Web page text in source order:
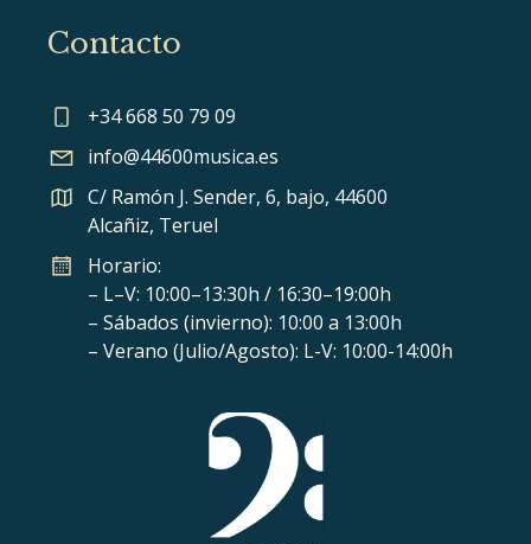
Contacto
+34 668 50 79 09
info@44600musica.es
C/ Ramón J. Sender, 6, bajo, 44600
Alcañiz, Teruel
Horario:
– L–V: 10:00–13:30h / 16:30–19:00h
– Sábados (invierno): 10:00 a 13:00h
– Verano (Julio/Agosto): L-V: 10:00-14:00h